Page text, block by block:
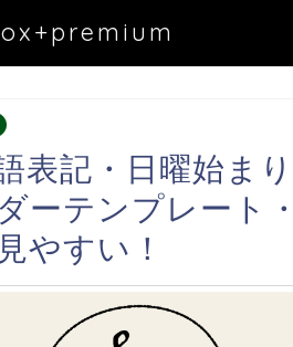
語表記・日曜始ま
ーテンプレート
やすい！